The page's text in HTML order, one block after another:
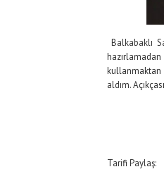
Balkabaklı
kullanmaktan
aldım.
Tarifi Paylaş: